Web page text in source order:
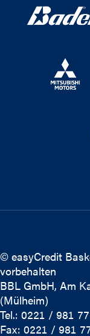
© easyCredit
vorbehalten
BBL GmbH, Am
(Mülheim)
Tel.: 0221 / 981
Fax: 0221 / 981